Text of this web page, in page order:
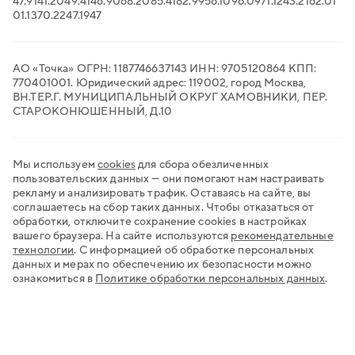
Транспортный ЭДО
QR-платежи
01.1370.2247.1947
АО «Точка» ОГРН: 1187746637143 ИНН: 9705120864 КПП:
770401001. Юридический адрес: 119002, город Москва,
ВН.ТЕР.Г. МУНИЦИПАЛЬНЫЙ ОКРУГ ХАМОВНИКИ, ПЕР.
СТАРОКОНЮШЕННЫЙ, Д.10
Мы используем cookiesдля сбора обезличенных
пользовательских данных — они помогают нам настраивать
рекламу и анализировать трафик. Оставаясь на сайте, вы
соглашаетесь на сбор таких данных. Чтобы отказаться от
обработки, отключите сохранение cookies в настройках
вашего браузера. На сайте используются рекомендательные
технологии. С информацией об обработке персональных
данных и мерах по обеспечению их безопасности можно
ознакомиться в Политике обработки персональных данных.